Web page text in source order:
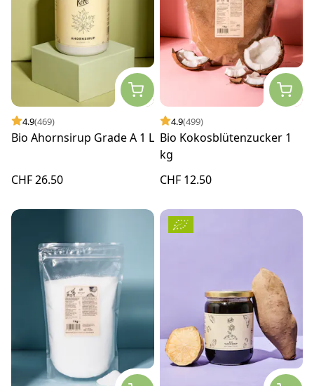
4.9(469)
Bio Ahornsirup Grade A 1 L
CHF 26.50
4.9(499)
Bio Kokosblütenzucker 1
kg
CHF 12.50